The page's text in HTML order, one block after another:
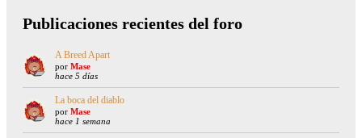
Publicaciones recientes del foro
A Breed Apart
por Mase
hace 5 días
La boca del diablo
por Mase
hace 1 semana